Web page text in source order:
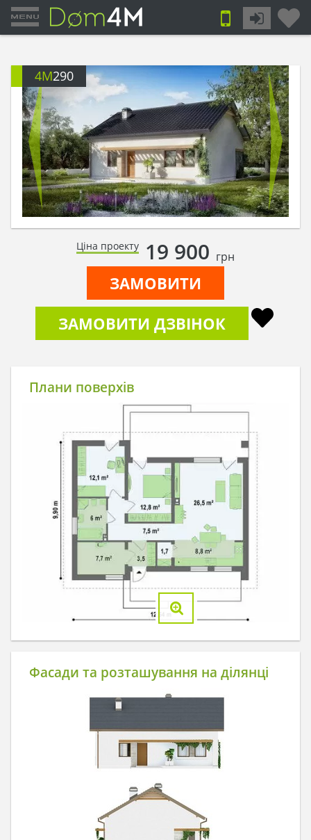
4M290
Ціна проекту 19 900 грн
ЗАМОВИТИ
ЗАМОВИТИ ДЗВІНОК
Плани поверхів
Фасади та розташування на ділянці